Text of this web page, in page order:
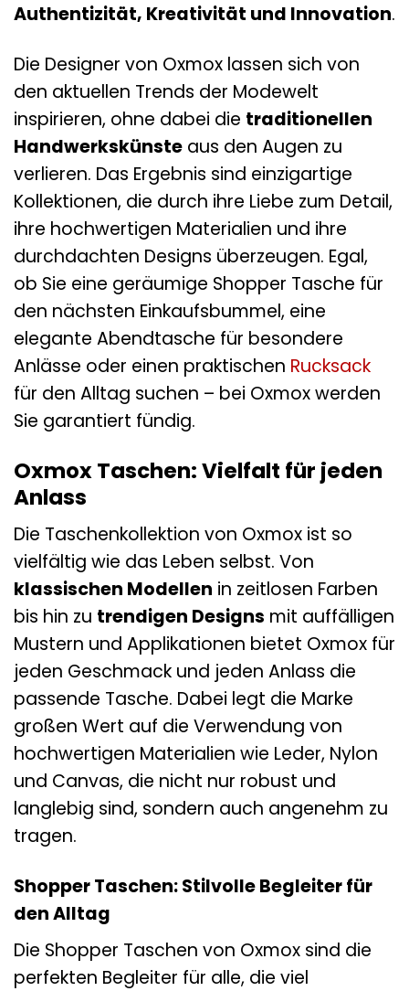
Authentizität, Kreativität und Innovation.
Die Designer von Oxmox lassen sich von
den aktuellen Trends der Modewelt
inspirieren, ohne dabei die traditionellen
Handwerkskünste aus den Augen zu
verlieren. Das Ergebnis sind einzigartige
Kollektionen, die durch ihre Liebe zum Detail,
ihre hochwertigen Materialien und ihre
durchdachten Designs überzeugen. Egal,
ob Sie eine geräumige Shopper Tasche für
den nächsten Einkaufsbummel, eine
elegante Abendtasche für besondere
Anlässe oder einen praktischen Rucksack
für den Alltag suchen – bei Oxmox werden
Sie garantiert fündig.
Oxmox Taschen: Vielfalt für jeden
Anlass
Die Taschenkollektion von Oxmox ist so
vielfältig wie das Leben selbst. Von
klassischen Modellen in zeitlosen Farben
bis hin zu trendigen Designs mit auffälligen
Mustern und Applikationen bietet Oxmox für
jeden Geschmack und jeden Anlass die
passende Tasche. Dabei legt die Marke
großen Wert auf die Verwendung von
hochwertigen Materialien wie Leder, Nylon
und Canvas, die nicht nur robust und
langlebig sind, sondern auch angenehm zu
tragen.
Shopper Taschen: Stilvolle Begleiter für
den Alltag
Die Shopper Taschen von Oxmox sind die
perfekten Begleiter für alle, die viel